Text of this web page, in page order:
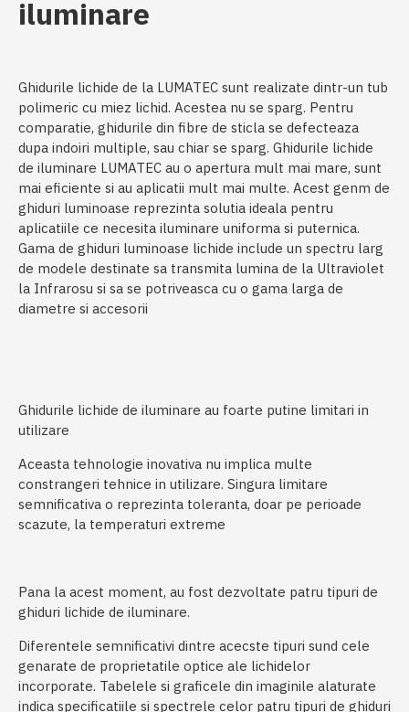
iluminare
Ghidurile lichide de la LUMATEC sunt realizate dintr-un tub
polimeric cu miez lichid. Acestea nu se sparg. Pentru
comparatie, ghidurile din fibre de sticla se defecteaza
dupa indoiri multiple, sau chiar se sparg. Ghidurile lichide
de iluminare LUMATEC au o apertura mult mai mare, sunt
mai eficiente si au aplicatii mult mai multe. Acest genm de
ghiduri luminoase reprezinta solutia ideala pentru
aplicatiile ce necesita iluminare uniforma si puternica.
Gama de ghiduri luminoase lichide include un spectru larg
de modele destinate sa transmita lumina de la Ultraviolet
la Infrarosu si sa se potriveasca cu o gama larga de
diametre si accesorii
Ghidurile lichide de iluminare au foarte putine limitari in
utilizare
Aceasta tehnologie inovativa nu implica multe
constrangeri tehnice in utilizare. Singura limitare
semnificativa o reprezinta toleranta, doar pe perioade
scazute, la temperaturi extreme
Pana la acest moment, au fost dezvoltate patru tipuri de
ghiduri lichide de iluminare.
Diferentele semnificativi dintre acecste tipuri sund cele
genarate de proprietatile optice ale lichidelor
incorporate. Tabelele si graficele din imaginile alaturate
indica specificatiile si spectrele celor patru tipuri de ghiduri